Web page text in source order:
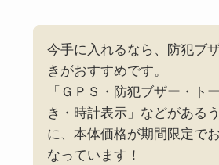
今手に入れるなら、防犯ブ
きがおすすめです。
「ＧＰＳ・防犯ブザー・ト
き・時計表示」などがある
に、本体価格が期間限定で
なっています！